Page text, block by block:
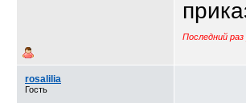
Последний
rosalilia
Гость